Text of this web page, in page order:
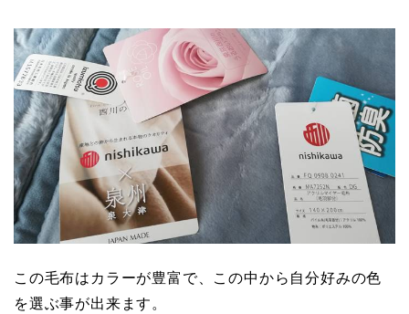
この毛布はカラーが豊富で、この中から自分好みの色
を選ぶ事が出来ます。